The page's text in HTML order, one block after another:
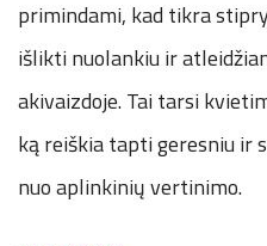
primindami, kad tikra
išlikti nuolankiu ir
akivaizdoje. Tai tarsi
ką reiškia tapti geresniu ir
nuo aplinkinių vertinimo.